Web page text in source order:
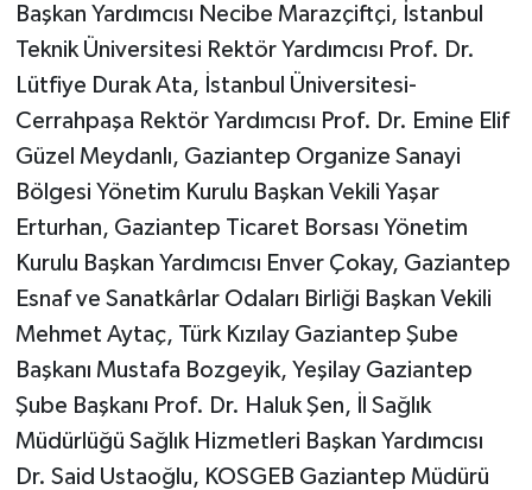
Başkan Yardımcısı Necibe Marazçiftçi, İstanbul
Teknik Üniversitesi Rektör Yardımcısı Prof. Dr.
Lütfiye Durak Ata, İstanbul Üniversitesi-
Cerrahpaşa Rektör Yardımcısı Prof. Dr. Emine Elif
Güzel Meydanlı, Gaziantep Organize Sanayi
Bölgesi Yönetim Kurulu Başkan Vekili Yaşar
Erturhan, Gaziantep Ticaret Borsası Yönetim
Kurulu Başkan Yardımcısı Enver Çokay, Gaziantep
Esnaf ve Sanatkârlar Odaları Birliği Başkan Vekili
Mehmet Aytaç, Türk Kızılay Gaziantep Şube
Başkanı Mustafa Bozgeyik, Yeşilay Gaziantep
Şube Başkanı Prof. Dr. Haluk Şen, İl Sağlık
Müdürlüğü Sağlık Hizmetleri Başkan Yardımcısı
Dr. Said Ustaoğlu, KOSGEB Gaziantep Müdürü